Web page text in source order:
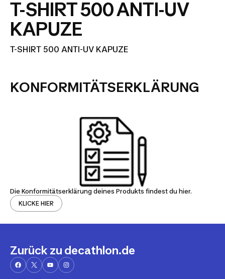
T-SHIRT 500 ANTI-UV
KAPUZE
T-SHIRT 500 ANTI-UV KAPUZE
KONFORMITÄTSERKLÄRUNG
Die Konformitätserklärung deines Produkts findest du hier.
KLICKE HIER
Zurück zu decathlon.de